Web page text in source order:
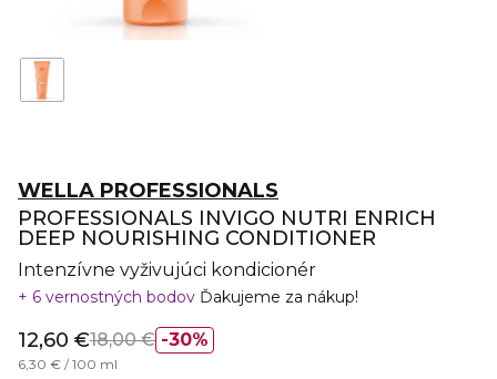
WELLA PROFESSIONALS
PROFESSIONALS INVIGO NUTRI ENRICH
DEEP NOURISHING CONDITIONER
Intenzívne vyživujúci kondicionér
6 vernostných bodov Ďakujeme za nákup!
30%
12,60 €18,00 €
6,30 € / 100 ml